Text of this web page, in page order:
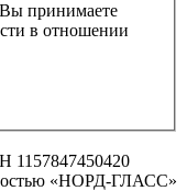
принимаете
в отношении
«НОРД-ГЛАСС»